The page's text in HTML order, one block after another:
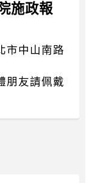
施政報
市中山南路
朋友請佩戴